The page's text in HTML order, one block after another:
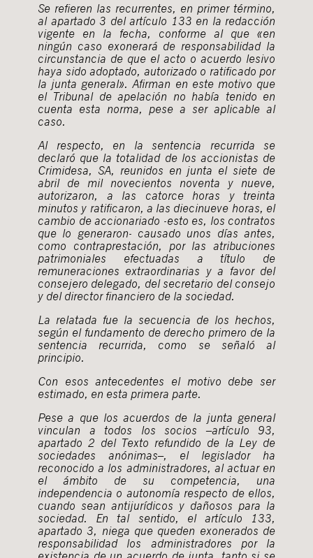
Se refieren las recurrentes, en primer término,
al apartado 3 del artículo 133 en la redacción
vigente en la fecha, conforme al que «en
ningún caso exonerará de responsabilidad la
circunstancia de que el acto o acuerdo lesivo
haya sido adoptado, autorizado o ratificado por
la junta general». Afirman en este motivo que
el Tribunal de apelación no había tenido en
cuenta esta norma, pese a ser aplicable al
caso.
Al respecto, en la sentencia recurrida se
declaró que la totalidad de los accionistas de
Crimidesa, SA, reunidos en junta el siete de
abril de mil novecientos noventa y nueve,
autorizaron, a las catorce horas y treinta
minutos y ratificaron, a las diecinueve horas, el
cambio de accionariado -esto es, los contratos
que lo generaron- causado unos días antes,
como contraprestación, por las atribuciones
patrimoniales efectuadas a título de
remuneraciones extraordinarias y a favor del
consejero delegado, del secretario del consejo
y del director financiero de la sociedad.
La relatada fue la secuencia de los hechos,
según el fundamento de derecho primero de la
sentencia recurrida, como se señaló al
principio.
Con esos antecedentes el motivo debe ser
estimado, en esta primera parte.
Pese a que los acuerdos de la junta general
vinculan a todos los socios –artículo 93,
apartado 2 del Texto refundido de la Ley de
sociedades anónimas–, el legislador ha
reconocido a los administradores, al actuar en
el ámbito de su competencia, una
independencia o autonomía respecto de ellos,
cuando sean antijurídicos y dañosos para la
sociedad. En tal sentido, el artículo 133,
apartado 3, niega que queden exonerados de
responsabilidad los administradores por la